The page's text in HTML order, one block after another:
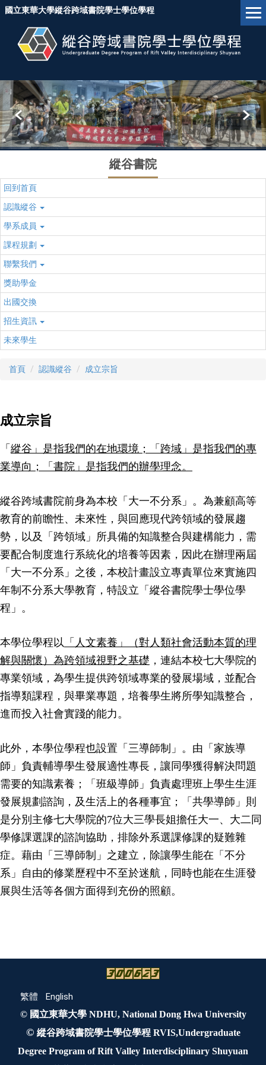
跳
區
塊
國立東華大學縱谷跨域書院學士學位學程
縱谷書院
回到首頁
認識縱谷
學系成員
課程規劃
聯繫我們
獎助學金
出國交換
招生資訊
未來學生
首頁 認識縱谷 成立宗旨
成立宗旨
「 縱谷」是指我們的在地環境；「跨域」是指我們的專
業導向；「書院」是指我們的辦學理念。
縱谷跨域書院前身為本校「大一不分系」。為兼顧高等
教育的前瞻性、未來性，與回應現代跨領域的發展趨
勢，以及「跨領域」所具備的知識整合與建構能力，需
要配合制度進行系統化的培養等因素，因此在辦理兩屆
「大一不分系」之後，本校計畫設立專責單位來實施四
年制不分系大學教育，特設立「縱谷書院學士學位學
程」。
本學位學程以 「人文素養」（對人類社會活動本質的理
解與關懷）為跨領域視野之基礎 ，連結本校七大學院的
專業領域，為學生提供跨領域專業的發展場域，並配合
指導類課程，與畢業專題，培養學生將所學知識整合，
進而投入社會實踐的能力。
此外，本學位學程也設置「三導師制」。由「家族導
師」負責輔導學生發展適性專長，讓同學獲得解決問題
需要的知識素養；「班級導師」負責處理班上學生生涯
發展規劃諮詢，及生活上的各種事宜；「共學導師」則
是分別主修七大學院的7位大三學長姐擔任大一、大二同
學修課選課的諮詢協助，排除外系選課修課的疑難雜
症。藉由「三導師制」之建立，除讓學生能在「不分
系」自由的修業歷程中不至於迷航，同時也能在生涯發
展與生活等各個方面得到充份的照顧。
繁體 English
© 國立東華大學 NDHU, National Dong Hwa University
© 縱谷跨域書院學士學位學程 RVIS,Undergraduate
Degree Program of Rift Valley Interdisciplinary Shuyuan